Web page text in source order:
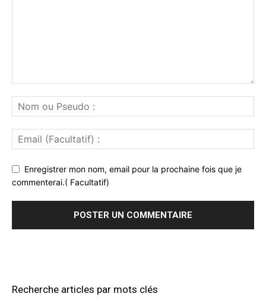
Enregistrer mon nom, email pour la prochaine fois que je
commenterai.( Facultatif)
Recherche articles par mots clés